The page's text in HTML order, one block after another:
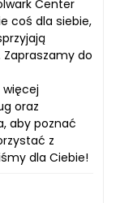
Center
coś dla siebie,
Zapraszamy do
więcej
oraz
aby poznać
z
dla Ciebie!